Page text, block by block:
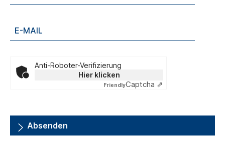
Anti-Roboter-Verifizierung
Hier klicken
FriendlyCaptcha ⇗
Absenden